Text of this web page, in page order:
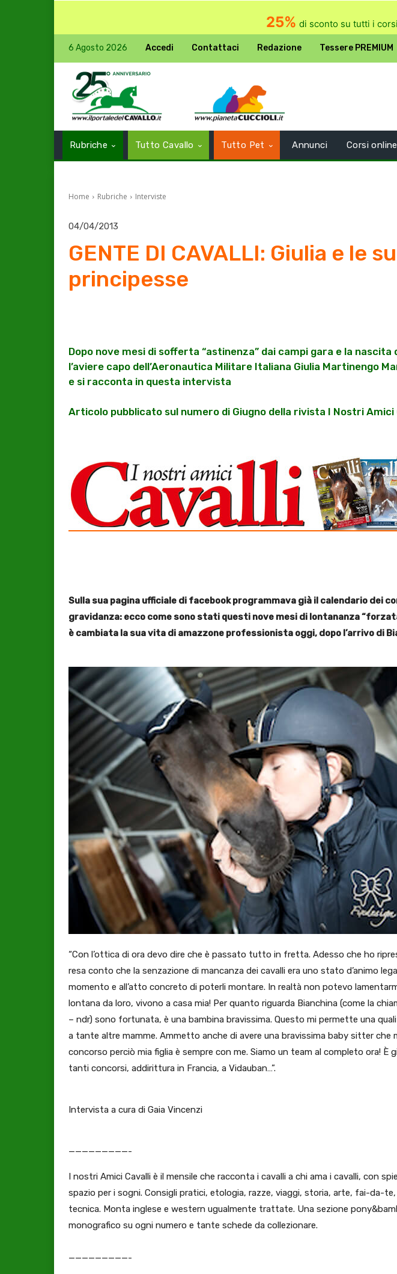
25% di sconto su tutti i
6 Agosto 2026 Accedi Contattaci Redazione Tessere PREMIUM
Rubriche Tutto Cavallo Tutto Pet Annunci Corsi online
Home Rubriche Interviste
04/04/2013
GENTE DI CAVALLI: Giulia e le
principesse
Dopo nove mesi di sofferta “astinenza” dai campi gara e la nascita
l’aviere capo dell’Aeronautica Militare Italiana Giulia Martinengo
e si racconta in questa intervista
Articolo pubblicato sul numero di Giugno della rivista I Nostri Amici
Sulla sua pagina ufficiale di facebook programmava già il calendario dei
gravidanza: ecco come sono stati questi nove mesi di lontananza
è cambiata la sua vita di amazzone professionista oggi, dopo l’arrivo di
“Con l’ottica di ora devo dire che è passato tutto in fretta. Adesso che ho
resa conto che la senzazione di mancanza dei cavalli era uno stato d’animo
momento e all’atto concreto di poterli montare. In realtà non potevo
lontana da loro, vivono a casa mia! Per quanto riguarda Bianchina (come la
– ndr) sono fortunata, è una bambina bravissima. Questo mi permette una
a tante altre mamme. Ammetto anche di avere una bravissima baby sitter che
concorso perciò mia figlia è sempre con me. Siamo un team al completo ora! È
tanti concorsi, addirittura in Francia, a Vidauban…”.
Intervista a cura di Gaia Vincenzi
—————————-
I nostri Amici Cavalli è il mensile che racconta i cavalli a chi ama i cavalli, con
spazio per i sogni. Consigli pratici, etologia, razze, viaggi, storia, arte, fai-da-
tecnica. Monta inglese e western ugualmente trattate. Una sezione
monografico su ogni numero e tante schede da collezionare.
—————————-